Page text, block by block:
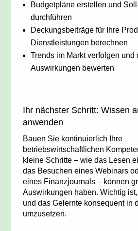
Budgetpläne erstellen und
durchführen
Deckungsbeiträge für Ihre
Dienstleistungen berechnen
Trends im Markt verfolgen und
Auswirkungen bewerten
Ihr nächster Schritt: Wissen
anwenden
Bauen Sie kontinuierlich Ihre
betriebswirtschaftlichen
kleine Schritte – wie das Lesen
das Besuchen eines Webinars
eines Finanzjournals – können
Auswirkungen haben. Wichtig
und das Gelernte konsequent in
umzusetzen.